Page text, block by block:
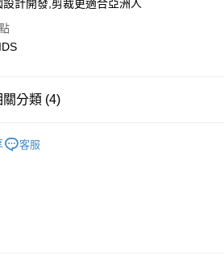
式
，滿NT$499(含以上)免運費
設計開發,剪裁更適合亞洲人
關分類 (4)
客服